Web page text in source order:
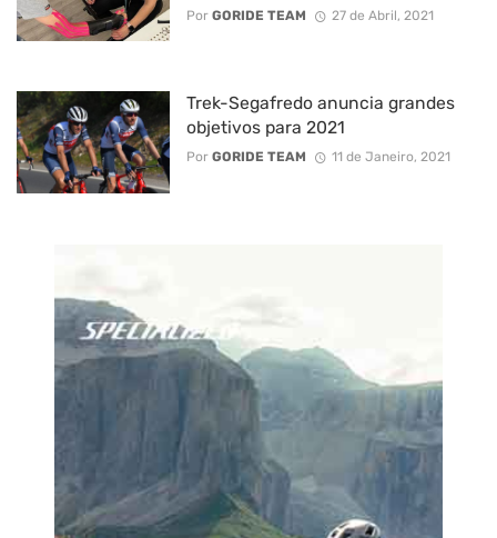
Por GORIDE TEAM 27 de Abril, 2021
Trek-Segafredo anuncia grandes
objetivos para 2021
Por GORIDE TEAM 11 de Janeiro, 2021